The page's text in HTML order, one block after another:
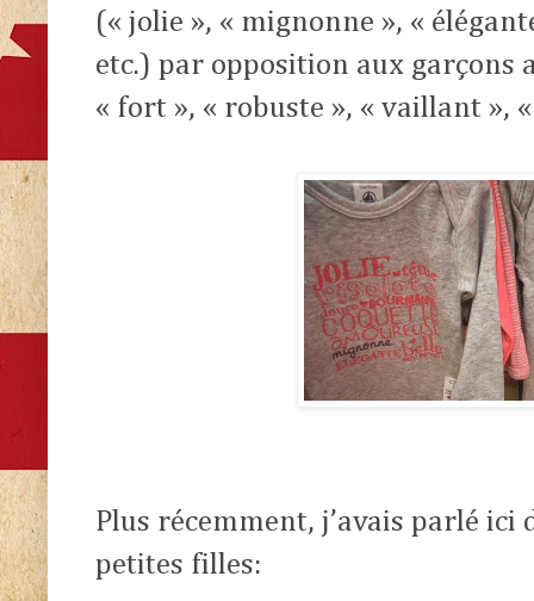
(« jolie », « mignonne », «
etc.) par opposition aux garçons
« fort », « robuste », « vaillant »,
Plus récemment, j’avais parlé ici
petites filles: